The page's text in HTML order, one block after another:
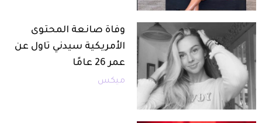
وفاة صانعة المحتوى
الأمريكية سيدني تاول عن
عمر 26 عامًا
ميكس